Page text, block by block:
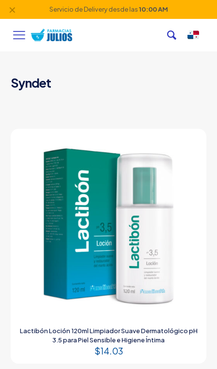
Servicio de Delivery desde las10:00 AM
✕
Syndet
Lactibón Loción 120ml Limpiador Suave Dermatológico pH
3.5 para Piel Sensible e Higiene Íntima
$14.03